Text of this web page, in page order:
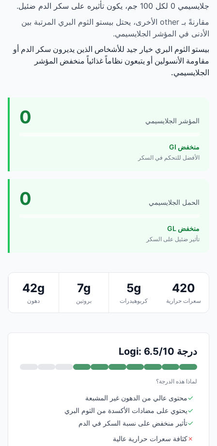
جلايسيمي 0 لكل 100 جم، يكون تأثيره على سكر الدم ضئيل.
مقارنةً بـ other الأخرى، يحتل بيستو الثوم البري المرتبة بين
الأدنى في المؤشر الجلايسيمي.
بيستو الثوم البري خيار جيد للأشخاص الذين يديرون سكر الدم أو
مقاومة الأنسولين أو يتبعون نظاماً غذائياً منخفض المؤشر
الجلايسيمي.
المؤشر الجلايسيمي 0
منخفض GI
الأفضل للتحكم في السكر
الحمل الجلايسيمي 0
منخفض GL
تأثير ضئيل على السكر
420
سعرات حرارية
5g
كربوهيدرات
7g
بروتين
42g
دهون
درجة Logi: 6.5/10
لماذا هذه الدرجة؟
✓محتوى عالي من الدهون غير المشبعة
✓يحتوي على مضادات الأكسدة من الثوم البري
✓تأثير منخفض على نسبة السكر في الدم
✗كثافة سعرات حرارية عالية